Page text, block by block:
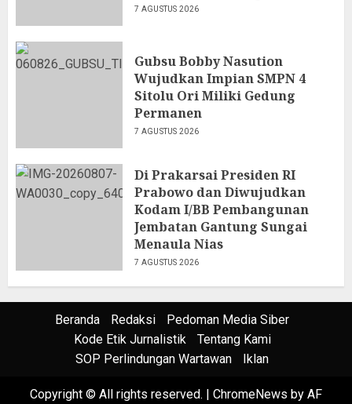
7 AGUSTUS 2026
Gubsu Bobby Nasution
Wujudkan Impian SMPN 4
Sitolu Ori Miliki Gedung
Permanen
7 AGUSTUS 2026
Di Prakarsai Presiden RI
Prabowo dan Diwujudkan
Kodam I/BB Pembangunan
Jembatan Gantung Sungai
Menaula Nias
7 AGUSTUS 2026
Beranda Redaksi
Pedoman Media Siber
Kode Etik Jurnalistik
Tentang Kami
SOP Perlindungan Wartawan
Iklan
Copyright © All rights reserved. | ChromeNews by AF